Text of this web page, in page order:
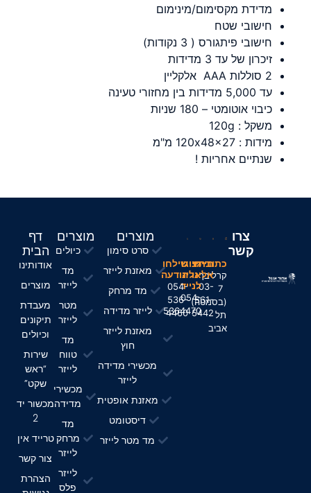
מדידת מקסימום/מינימום
חישובי שטח
חישובי פיתגורס ( 3 נקודות)
זיכרון של עד 3 מדידות
2 סוללות AAA אלקליין
עד 5,000 מדידות בין מחזורי טעינה
כיבוי אוטומטי – 180 שניות
משקל : 120g
מידות : 120x48x27 מ"מ
שנתיים אחריות !
דף
הבית
אודותינו
מוצרים
מעבדת
תיקונים
וכיולים
שירות
“ראש
שקט”
מכשור יד
2
טרייד אין
צור קשר
הצהרת
מוצרים
כיולים
מד
לייזר
מטר
לייזר
מד
טווח
לייזר
מכשירי
מדידה
מד
מרחק
לייזר
לייזר
פלס
מוצרים
סרט סימון
מאזנת לייזר
מד מרחק
לייזר מדידה
מאזנת לייזר
חוץ
מכשירי מדידה
לייזר
מאזנת אופטית
דיסטומט
מד מטר לייזר
צרו
קשר
כתובתינו
קרליבך
7
(בסמטה)
תל
אביב
חייגו
אלינו
03-
561-
5442
חייגו
אלינו
לנייד
054-
5364470
שילחו
הודעה
054-
536-
4460